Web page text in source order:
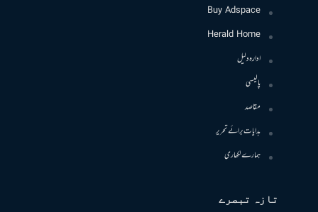
Buy Adspace
Herald Home
ادارہ دلیل
پالیسی
مقاصد
ہدایات برائے تحریر
ہمارے لکھاری
تازہ تبصرے